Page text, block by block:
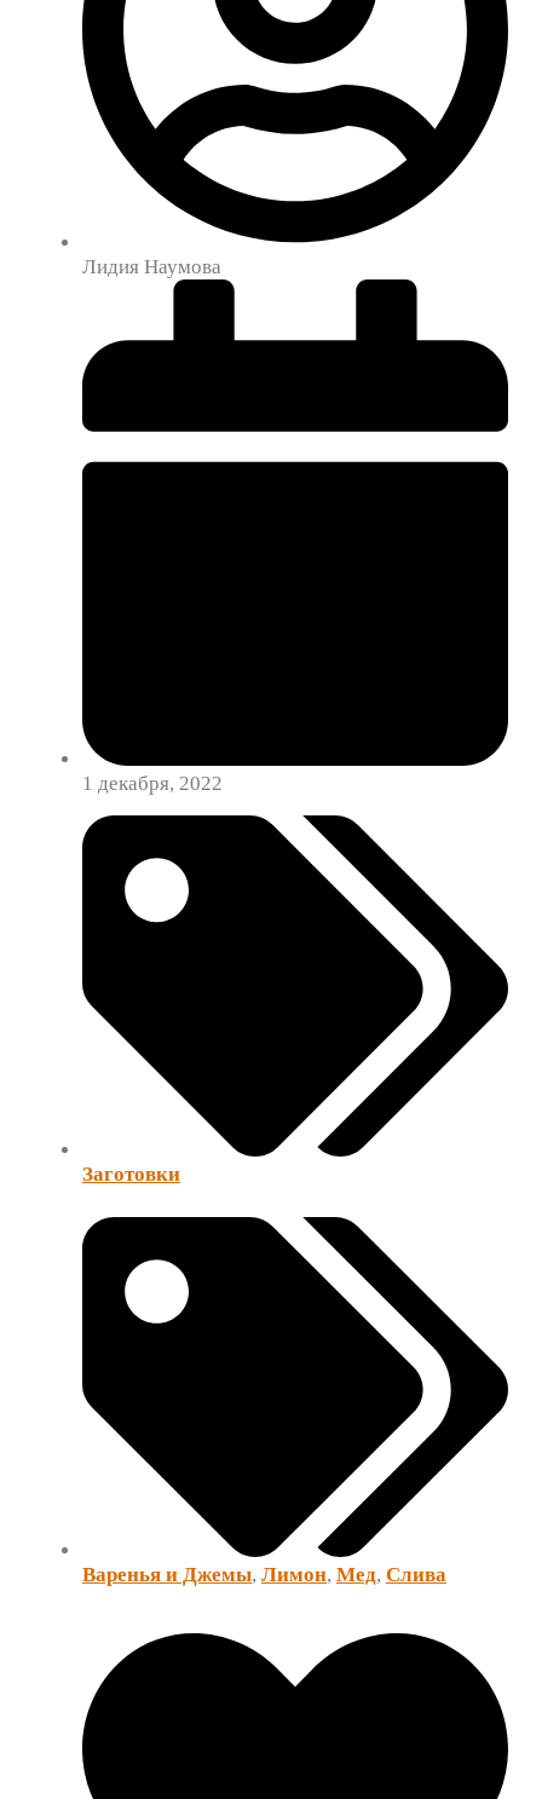
Лидия Наумова
1 декабря, 2022
Заготовки
Варенья и Джемы, Лимон, Мед, Слива